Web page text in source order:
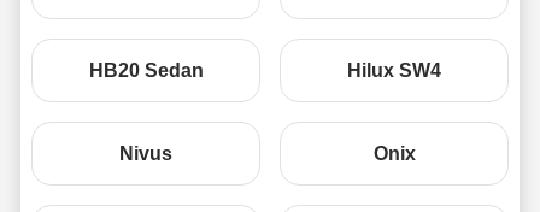
HB20 Sedan Hilux SW4
Nivus Onix